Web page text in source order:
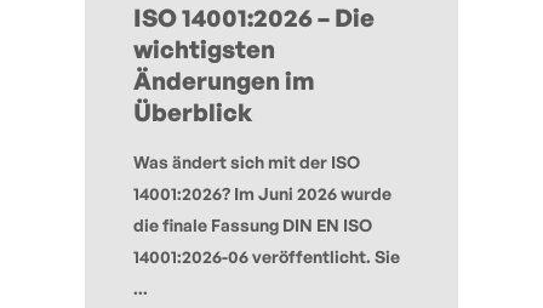
ISO 14001:2026 – Die
wichtigsten
Änderungen im
Überblick
Was ändert sich mit der ISO
14001:2026? Im Juni 2026 wurde
die finale Fassung DIN EN ISO
14001:2026-06 veröffentlicht. Sie
...